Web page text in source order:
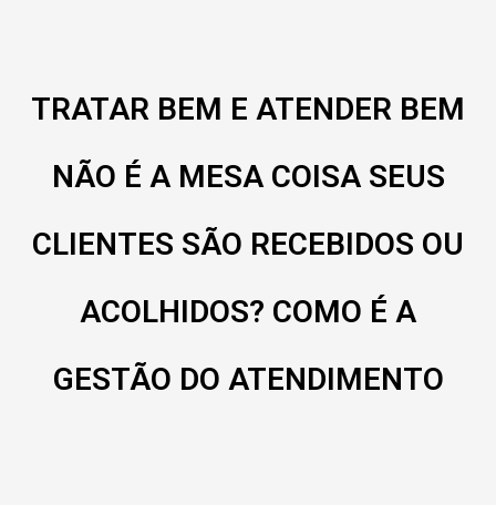
TRATAR BEM E ATENDER BEM
NÃO É A MESA COISA SEUS
CLIENTES SÃO RECEBIDOS OU
ACOLHIDOS? COMO É A
GESTÃO DO ATENDIMENTO